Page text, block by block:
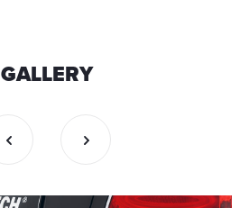
GALLERY